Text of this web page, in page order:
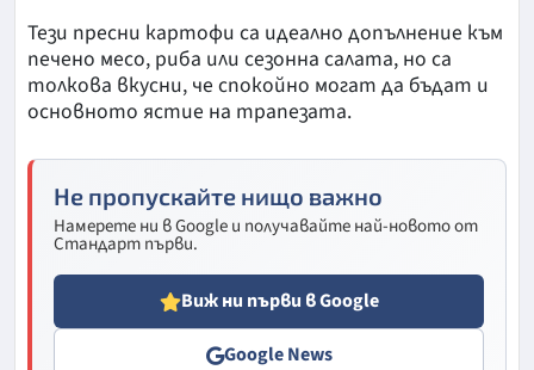
Тези пресни картофи са идеално допълнение към
печено месо, риба или сезонна салата, но са
толкова вкусни, че спокойно могат да бъдат и
основното ястие на трапезата.
Не пропускайте нищо важно
Намерете ни в Google и получавайте най-новото от
Стандарт първи.
Виж ни първи в Google
Google News